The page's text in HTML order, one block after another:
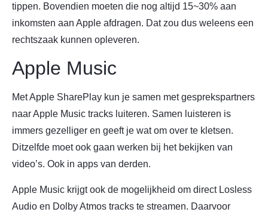
tippen. Bovendien moeten die nog altijd 15~30% aan
inkomsten aan Apple afdragen. Dat zou dus weleens een
rechtszaak kunnen opleveren.
Apple Music
Met Apple SharePlay kun je samen met gesprekspartners
naar Apple Music tracks luiteren. Samen luisteren is
immers gezelliger en geeft je wat om over te kletsen.
Ditzelfde moet ook gaan werken bij het bekijken van
video’s. Ook in apps van derden.
Apple Music krijgt ook de mogelijkheid om direct Losless
Audio en Dolby Atmos tracks te streamen. Daarvoor